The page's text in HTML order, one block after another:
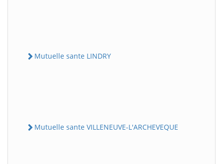
Mutuelle sante LINDRY
Mutuelle sante VILLENEUVE-L'ARCHEVEQUE